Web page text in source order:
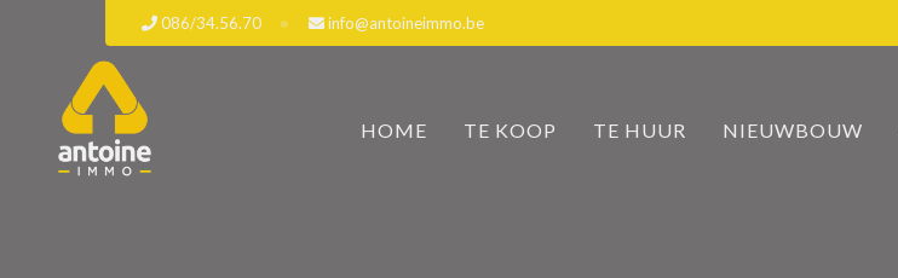
086/34.56.70 info@antoineimmo.be
HOME TE KOOP TE HUUR NIEUWBOUW